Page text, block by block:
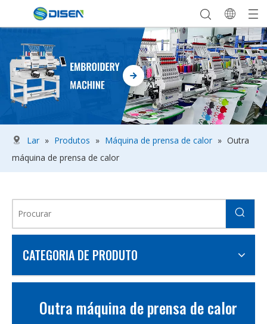
Lar » Produtos » Máquina de prensa de calor » Outra
máquina de prensa de calor
CATEGORIA DE PRODUTO
Outra máquina de prensa de calor